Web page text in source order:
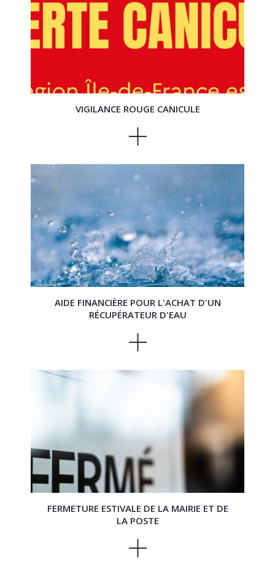
VIGILANCE ROUGE CANICULE
AIDE FINANCIÈRE POUR L'ACHAT D'UN
RÉCUPÉRATEUR D'EAU
FERMETURE ESTIVALE DE LA MAIRIE ET DE
LA POSTE